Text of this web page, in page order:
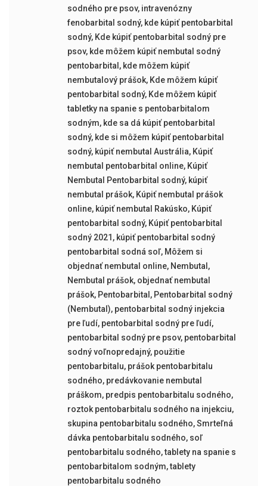
sodného pre psov, intravenózny
fenobarbital sodný, kde kúpiť pentobarbital
sodný, Kde kúpiť pentobarbital sodný pre
psov, kde môžem kúpiť nembutal sodný
pentobarbital , kde môžem kúpiť
nembutalový prášok, Kde môžem kúpiť
pentobarbital sodný, Kde môžem kúpiť
tabletky na spanie s pentobarbitalom
sodným, kde sa dá kúpiť pentobarbital
sodný, kde si môžem kúpiť pentobarbital
sodný, kúpiť nembutal Austrália, Kúpiť
nembutal pentobarbital online, Kúpiť
Nembutal Pentobarbital sodný, kúpiť
nembutal prášok, Kúpiť nembutal prášok
online, kúpiť nembutal Rakúsko, Kúpiť
pentobarbital sodný, Kúpiť pentobarbital
sodný 2021 , kúpiť pentobarbital sodný
pentobarbital sodná soľ, Môžem si
objednať nembutal online, Nembutal ,
Nembutal prášok, objednať nembutal
prášok, Pentobarbital , Pentobarbital sodný
(Nembutal), pentobarbital sodný injekcia
pre ľudí, pentobarbital sodný pre ľudí,
pentobarbital sodný pre psov, pentobarbital
sodný voľnopredajný, použitie
pentobarbitalu, prášok pentobarbitalu
sodného, predávkovanie nembutal
práškom, predpis pentobarbitalu sodného,
roztok pentobarbitalu sodného na injekciu,
skupina pentobarbitalu sodného,Smrteľná
dávka pentobarbitalu sodného, soľ
pentobarbitalu sodného,tablety na spanie s
pentobarbitalom sodným,tablety
pentobarbitalu sodného